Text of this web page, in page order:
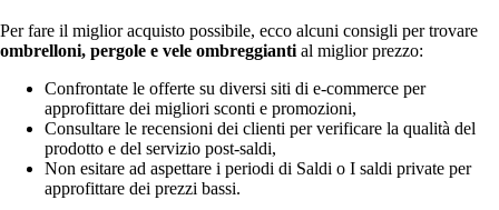
Per fare il miglior acquisto possibile, ecco alcuni consigli per trovare
ombrelloni, pergole e vele ombreggianti al miglior prezzo:
Confrontate le offerte su diversi siti di e-commerce per
approfittare dei migliori sconti e promozioni,
Consultare le recensioni dei clienti per verificare la qualità del
prodotto e del servizio post-saldi,
Non esitare ad aspettare i periodi di Saldi o I saldi private per
approfittare dei prezzi bassi.